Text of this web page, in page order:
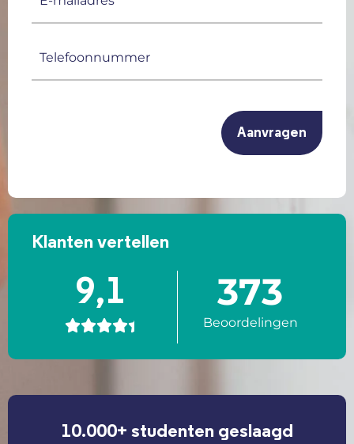
Klanten vertellen
9,1

373
Beoordelingen
10.000+ studenten geslaagd